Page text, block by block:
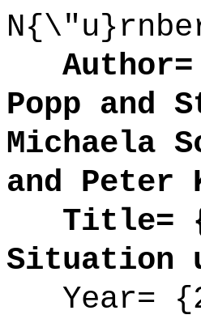
Author=
Popp and
Michaela
and Peter
Title=
Situation
Year=